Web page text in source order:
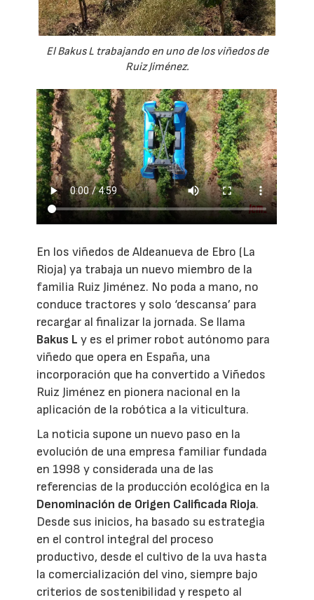
El Bakus L trabajando en uno de los viñedos de
Ruiz Jiménez.
En los viñedos de Aldeanueva de Ebro (La
Rioja) ya trabaja un nuevo miembro de la
familia Ruiz Jiménez. No poda a mano, no
conduce tractores y solo ‘descansa’ para
recargar al finalizar la jornada. Se llama
Bakus L y es el primer robot autónomo para
viñedo que opera en España, una
incorporación que ha convertido a Viñedos
Ruiz Jiménez en pionera nacional en la
aplicación de la robótica a la viticultura.
La noticia supone un nuevo paso en la
evolución de una empresa familiar fundada
en 1998 y considerada una de las
referencias de la producción ecológica en la
Denominación de Origen Calificada Rioja.
Desde sus inicios, ha basado su estrategia
en el control integral del proceso
productivo, desde el cultivo de la uva hasta
la comercialización del vino, siempre bajo
criterios de sostenibilidad y respeto al